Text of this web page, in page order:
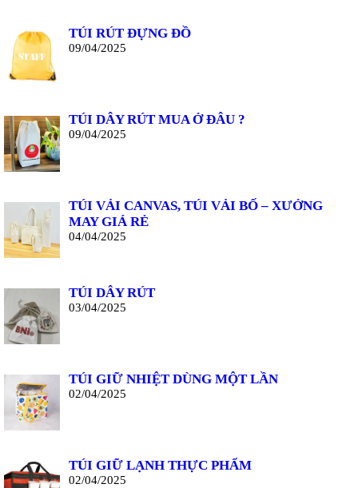
TÚI RÚT ĐỰNG ĐỒ
09/04/2025
TÚI DÂY RÚT MUA Ở ĐÂU ?
09/04/2025
TÚI VẢI CANVAS, TÚI VẢI BỐ – XƯỞNG
MAY GIÁ RẺ
04/04/2025
TÚI DÂY RÚT
03/04/2025
TÚI GIỮ NHIỆT DÙNG MỘT LẦN
02/04/2025
TÚI GIỮ LẠNH THỰC PHẨM
02/04/2025